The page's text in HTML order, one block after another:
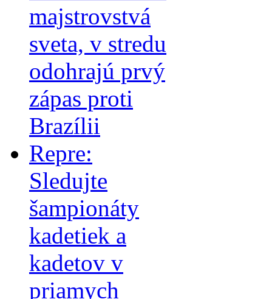
majstrovstvá
sveta, v stredu
odohrajú prvý
zápas proti
Brazílii
Repre:
Sledujte
šampionáty
kadetiek a
kadetov v
priamych